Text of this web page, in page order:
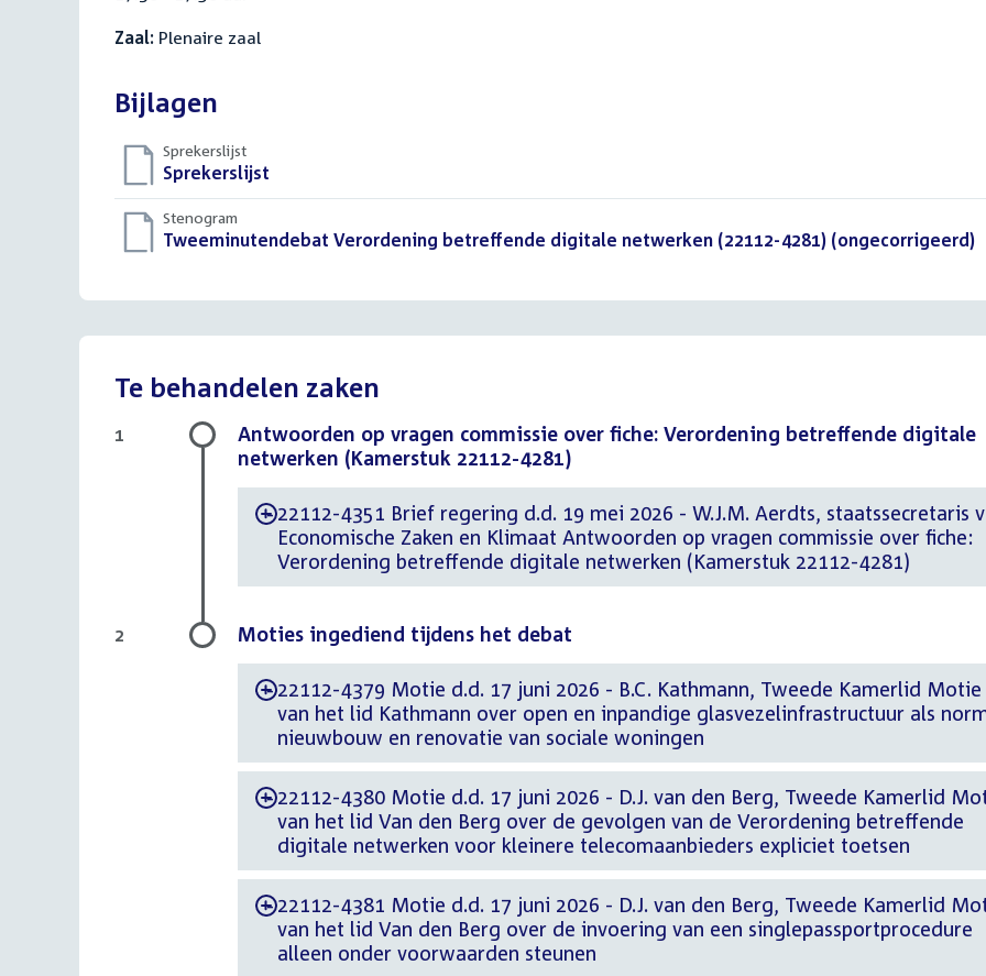
Zaal: Plenaire zaal
Bijlagen
Sprekerslijst
Download
bestand:
Sprekerslijst
Stenogram
Download
Tweeminutendebat Verordening betreffende digitale netwerken (22112-4281) (ongecorrigeerd)
Te behandelen zaken
Antwoorden op vragen commissie over fiche: Verordening betreffende digitale
netwerken (Kamerstuk 22112-4281)
-22112-4351 Brief regering d.d. 19 mei 2026 - W.J.M. Aerdts, staatssecretaris
Economische Zaken en Klimaat Antwoorden op vragen commissie over fiche:
Verordening betreffende digitale netwerken (Kamerstuk 22112-4281)
1
Moties ingediend tijdens het debat
-22112-4379 Motie d.d. 17 juni 2026 - B.C. Kathmann, Tweede Kamerlid Motie
van het lid Kathmann over open en inpandige glasvezelinfrastructuur als
nieuwbouw en renovatie van sociale woningen
-22112-4380 Motie d.d. 17 juni 2026 - D.J. van den Berg, Tweede Kamerlid
van het lid Van den Berg over de gevolgen van de Verordening betreffende
digitale netwerken voor kleinere telecomaanbieders expliciet toetsen
-22112-4381 Motie d.d. 17 juni 2026 - D.J. van den Berg, Tweede Kamerlid
van het lid Van den Berg over de invoering van een singlepassportprocedure
alleen onder voorwaarden steunen
2